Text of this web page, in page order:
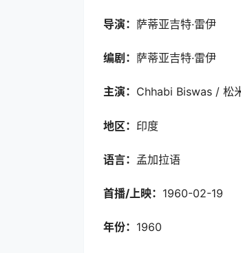
导演： 萨蒂亚吉特·雷伊
编剧： 萨蒂亚吉特·雷伊
主演： Chhabi Biswas / 松
地区： 印度
语言： 孟加拉语
首播/上映： 1960-02-19
年份： 1960